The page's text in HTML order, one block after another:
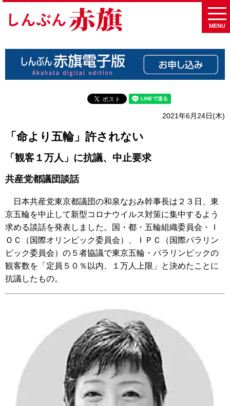
MENU
2021年6月24日(木)
「命より五輪」許されない
「観客１万人」に抗議、中止要求
共産党都議団談話
日本共産党東京都議団の和泉なおみ幹事長は２３日、東
京五輪を中止して新型コロナウイルス対策に集中するよう
求める談話を発表しました。国・都・五輪組織委員会・Ｉ
ＯＣ（国際オリンピック委員会）、ＩＰＣ（国際パラリン
ピック委員会）の５者協議で東京五輪・パラリンピックの
観客数を「定員５０％以内、１万人上限」と決めたことに
抗議したもの。